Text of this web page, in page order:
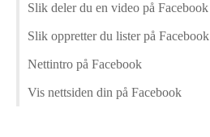
Slik deler du en video på Facebook
Slik oppretter du lister på Facebook
Nettintro på Facebook
Vis nettsiden din på Facebook